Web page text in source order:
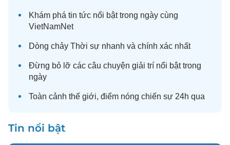
Khám phá tin tức nổi bật trong ngày cùng
VietNamNet
Dòng chảy Thời sự nhanh và chính xác nhất
Đừng bỏ lỡ các câu chuyện giải trí nổi bật trong
ngày
Toàn cảnh thế giới, điểm nóng chiến sự 24h qua
Tin nổi bật